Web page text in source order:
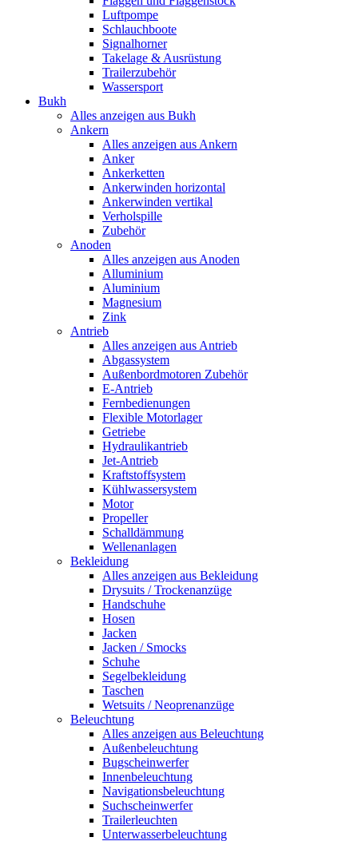
Luftpompe
Schlauchboote
Signalhorner
Takelage & Ausrüstung
Trailerzubehör
Wassersport
Bukh
Alles anzeigen aus Bukh
Ankern
Alles anzeigen aus Ankern
Anker
Ankerketten
Ankerwinden horizontal
Ankerwinden vertikal
Verholspille
Zubehör
Anoden
Alles anzeigen aus Anoden
Alluminium
Aluminium
Magnesium
Zink
Antrieb
Alles anzeigen aus Antrieb
Abgassystem
Außenbordmotoren Zubehör
E-Antrieb
Fernbedienungen
Flexible Motorlager
Getriebe
Hydraulikantrieb
Jet-Antrieb
Kraftstoffsystem
Kühlwassersystem
Motor
Propeller
Schalldämmung
Wellenanlagen
Bekleidung
Alles anzeigen aus Bekleidung
Drysuits / Trockenanzüge
Handschuhe
Hosen
Jacken
Jacken / Smocks
Schuhe
Segelbekleidung
Taschen
Wetsuits / Neoprenanzüge
Beleuchtung
Alles anzeigen aus Beleuchtung
Außenbeleuchtung
Bugscheinwerfer
Innenbeleuchtung
Navigationsbeleuchtung
Suchscheinwerfer
Trailerleuchten
Unterwasserbeleuchtung